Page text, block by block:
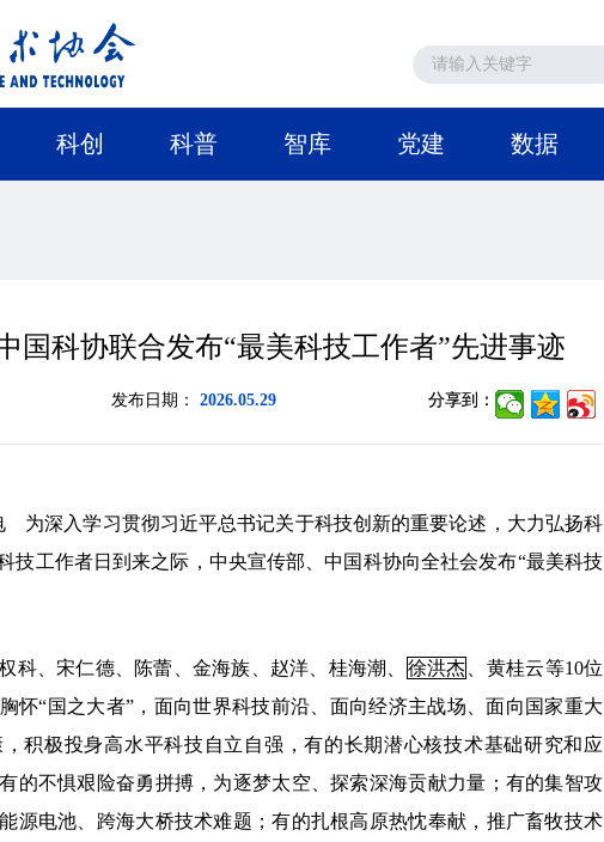
科创 科普 智库 党建 数据
国科协联合发布“最美科技工作者”先进事迹
发布日期： 2026.05.29 分享到：
为深入学习贯彻习近平总书记关于科技创新的重要论述，大力弘扬科
技工作者日到来之际，中央宣传部、中国科协向全社会发布“最美科技
科、宋仁德、陈蕾、金海族、赵洋、桂海潮、 徐洪杰 、黄桂云等10位
怀“国之大者”，面向世界科技前沿、面向经济主战场、面向国家重大
积极投身高水平科技自立自强，有的长期潜心核技术基础研究和应
的不惧艰险奋勇拼搏，为逐梦太空、探索深海贡献力量；有的集智攻
源电池、跨海大桥技术难题；有的扎根高原热忱奉献，推广畜牧技术